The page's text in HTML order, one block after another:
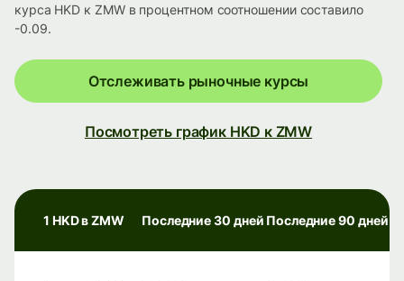
курса HKD к ZMW в процентном соотношении составило
-0.09.
Отслеживать рыночные курсы
Посмотреть график HKD к ZMW
1 HKD в ZMW Последние 30 дней Последние 90 дней